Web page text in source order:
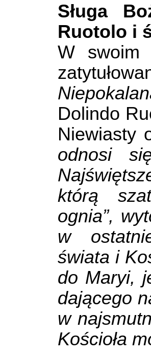
Sługa
Ruotolo i
W swoim
Dolindo
Niewiasty
odnosi
którą
ognia”,
w
świata i
do Maryi,
dającego
w
Kościoła